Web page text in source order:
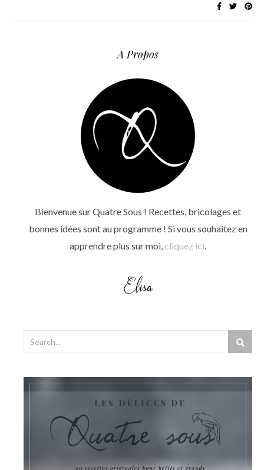
A Propos
Bienvenue sur Quatre Sous ! Recettes, bricolages et
bonnes idées sont au programme ! Si vous souhaitez en
apprendre plus sur moi, cliquez ici.